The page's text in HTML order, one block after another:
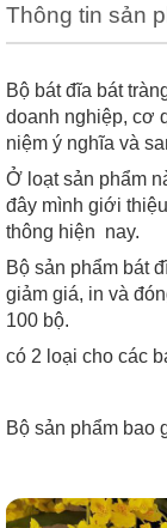
Thông tin sản
Bộ bát đĩa bát
doanh nghiệp, cơ
niệm ý nghĩa và
Ở loạt sản phẩm
đây mình giới
thông hiện nay.
Bộ sản phẩm bát
giảm giá, in và
100 bộ.
có 2 loại cho các
- Hộp
Bộ sản phẩm bao
- 01 hộp